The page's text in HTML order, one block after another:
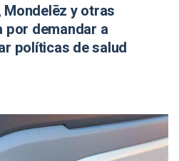
Mondelēz y otras
por demandar a
políticas de salud